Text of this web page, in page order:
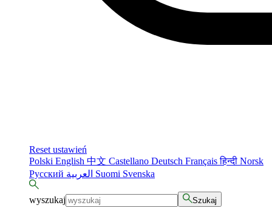
Reset ustawień
Polski English 中文 Castellano Deutsch Françaisहिन्दी Norsk
Русский
Suomi Svenska
wyszukaj Szukaj